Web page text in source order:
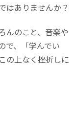
はありませんか？
んのこと、音楽や
で、「学んでい
の上なく挫折しに